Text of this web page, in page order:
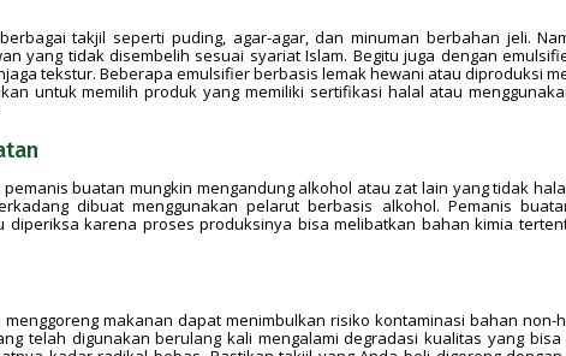
takjil seperti puding, agar-agar, dan minuman berbahan jeli.
yang tidak disembelih sesuai syariat Islam. Begitu juga dengan
tekstur. Beberapa emulsifier berbasis lemak hewani atau diproduksi
untuk memilih produk yang memiliki sertifikasi halal atau
buatan mungkin mengandung alkohol atau zat lain yang tidak
dibuat menggunakan pelarut berbasis alkohol. Pemanis
diperiksa karena proses produksinya bisa melibatkan bahan kimia
makanan dapat menimbulkan risiko kontaminasi bahan non-
telah digunakan berulang kali mengalami degradasi kualitas yang